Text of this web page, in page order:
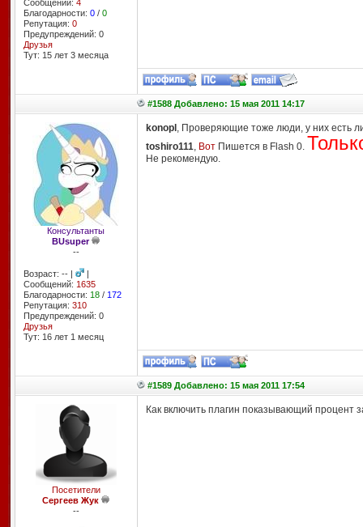
Сообщений: 4
Благодарности: 0/ 0
Репутация: 0
Предупреждений: 0
Друзья
Тут: 15 лет 3 месяцa
#1588 Добавлено: 15 мая 2011 14:17
Консультанты
BUsuper
--
Возраст: -- |
|
Сообщений: 1635
Благодарности: 18/ 172
Репутация: 310
Предупреждений: 0
Друзья
Тут: 16 лет 1 месяц
konopl , Проверяющие тоже люди, у них есть
toshiro111, ВотПишется в Flash 0.
Не рекомендую.
#1589 Добавлено: 15 мая 2011 17:54
Посетители
Сергеев Жук
--
Как включить плагин показывающий процент